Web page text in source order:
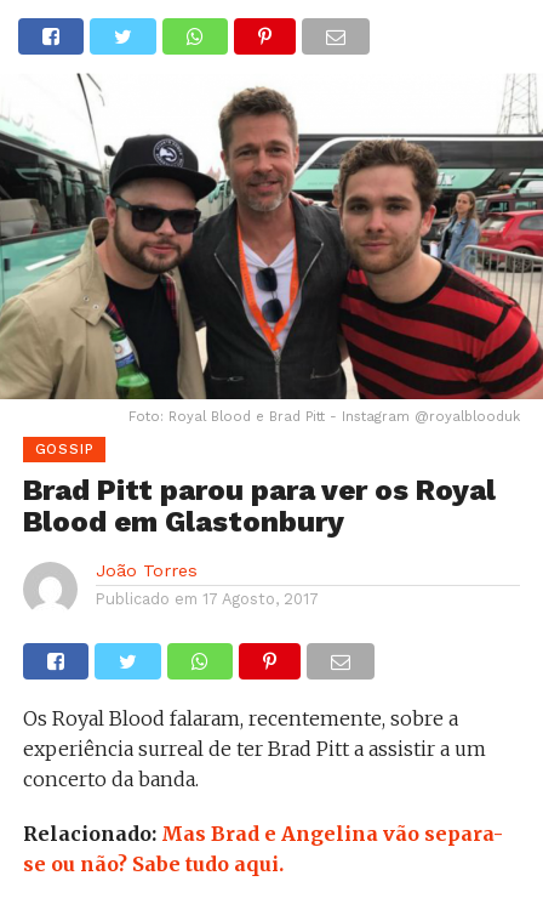
Foto: Royal Blood e Brad Pitt - Instagram @royalblooduk
GOSSIP
Brad Pitt parou para ver os Royal
Blood em Glastonbury
João Torres
Publicado em 17 Agosto, 2017
Os Royal Blood falaram, recentemente, sobre a
experiência surreal de ter Brad Pitt a assistir a um
concerto da banda.
Relacionado: Mas Brad e Angelina vão separa-
se ou não? Sabe tudo aqui.